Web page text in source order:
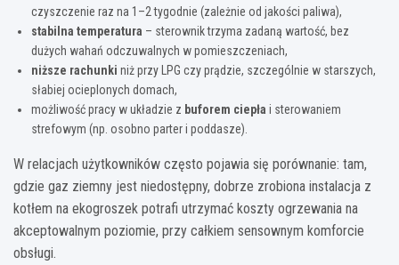
czyszczenie raz na 1–2 tygodnie (zależnie od jakości paliwa),
stabilna temperatura – sterownik trzyma zadaną wartość, bez
dużych wahań odczuwalnych w pomieszczeniach,
niższe rachunki niż przy LPG czy prądzie, szczególnie w starszych,
słabiej ocieplonych domach,
możliwość pracy w układzie z buforem ciepła i sterowaniem
strefowym (np. osobno parter i poddasze).
W relacjach użytkowników często pojawia się porównanie: tam,
gdzie gaz ziemny jest niedostępny, dobrze zrobiona instalacja z
kotłem na ekogroszek potrafi utrzymać koszty ogrzewania na
akceptowalnym poziomie, przy całkiem sensownym komforcie
obsługi.